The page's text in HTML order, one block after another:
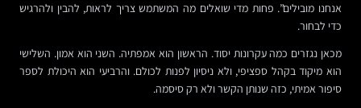
אנחנו מובילים”. פחות מדי שואלים מה המשתמש צריך לראות, להבין ולהרגיש
כדי לבחור.
מכאן נגזרים כמה עקרונות יסוד. הראשון הוא אמפתיה. השני הוא אמון. השלישי
הוא מיקוד בקהל ספציפי, ולא ניסיון לפנות לכולם. והרביעי הוא היכולת לספר
סיפור אמיתי, כזה שנותן הקשר ולא רק סיסמה.